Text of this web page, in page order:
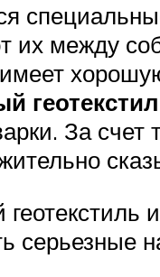
их между
За счет
серьезные